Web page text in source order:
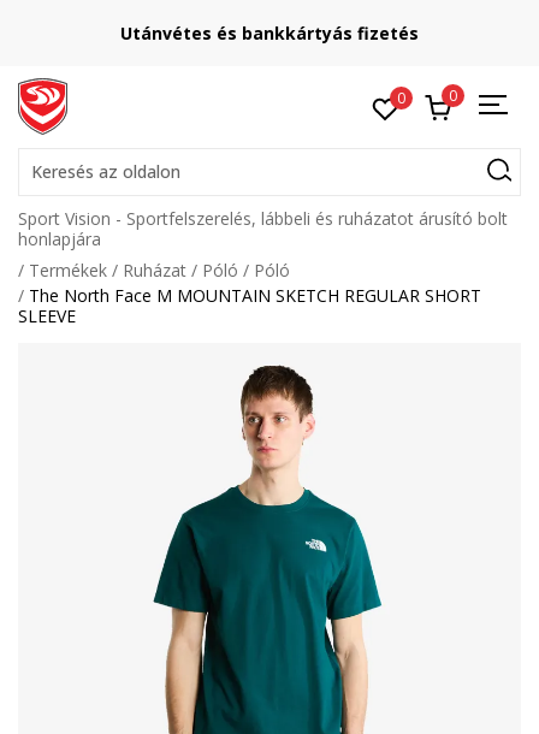
Utánvétes és bankkártyás fizetés
0 0
Keresés az oldalon
Sport Vision - Sportfelszerelés, lábbeli és ruházatot árusító bolt
honlapjára
Termékek
Ruházat Póló
Póló
The North Face M MOUNTAIN SKETCH REGULAR SHORT
SLEEVE